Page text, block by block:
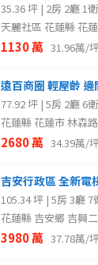
35.36 坪 | 2房 2廳 1衛
天麗社區 花蓮縣 花
1130 萬 31.96萬/
77.92 坪 | 5房 2廳 6衛
花蓮縣 花蓮市 林森路
2680 萬 34.39萬/
105.34 坪 | 5房 3廳 7
花蓮縣 吉安鄉 吉興
3980 萬 37.78萬/